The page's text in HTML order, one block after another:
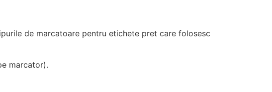
de marcatoare pentru etichete pret care folosesc
marcator).